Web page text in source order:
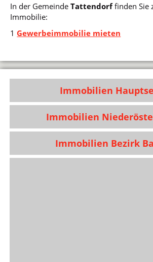
In der GemeindeTattendorffinden Sie
Immobilie:
1Gewerbeimmobilie mieten
Immobilien
Immobilien
Immobilien Bezirk